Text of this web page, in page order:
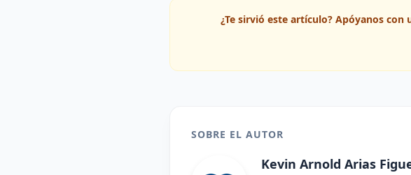
¿Te sirvió este artículo? Apóyanos
SOBRE EL AUTOR
Kevin Arnold Arias